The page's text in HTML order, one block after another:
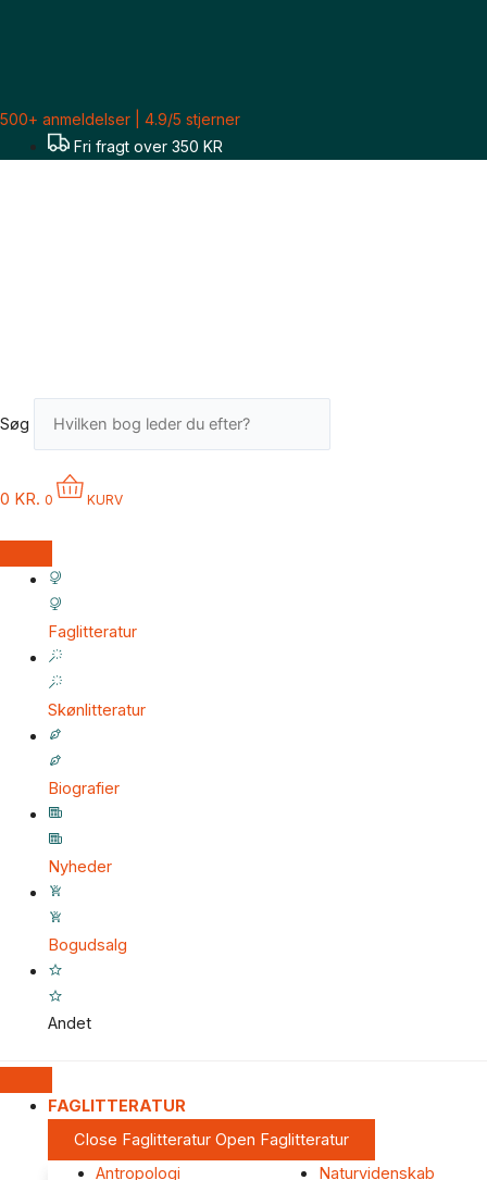
500+ anmeldelser | 4.9/5 stjerner
Fri fragt over 350 KR
Søg
0 KR. 0 KURV
Faglitteratur
Skønlitteratur
Biografier
Nyheder
Bogudsalg
Andet
FAGLITTERATUR
Close Faglitteratur Open Faglitteratur
Antropologi
Naturvidenskab